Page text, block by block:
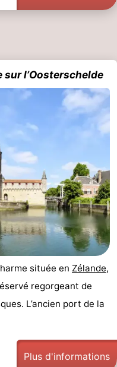
l’Oosterschelde
située en Zélande,
regorgeant de
L’ancien port de la
Plus d'informations